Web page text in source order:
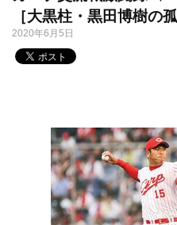
［大黒柱・黒田博樹の
2020年6月5日